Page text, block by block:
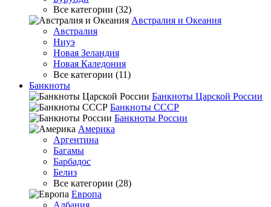
Все категории (32)
Австралия и Океания
Австралия
Ниуэ
Новая Зеландия
Новая Каледония
Все категории (11)
Банкноты
Банкноты Царской России
Банкноты СССР
Банкноты России
Америка
Аргентина
Багамы
Барбадос
Белиз
Все категории (28)
Европа
Албания